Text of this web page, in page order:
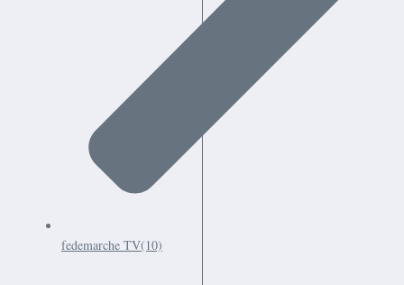
fedemarche TV(10)